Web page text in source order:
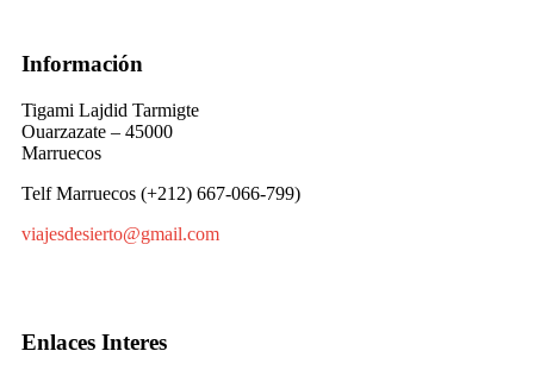
Información
Tigami Lajdid Tarmigte
Ouarzazate – 45000
Marruecos
Telf Marruecos (+212) 667-066-799)
viajesdesierto@gmail.com
Enlaces Interes